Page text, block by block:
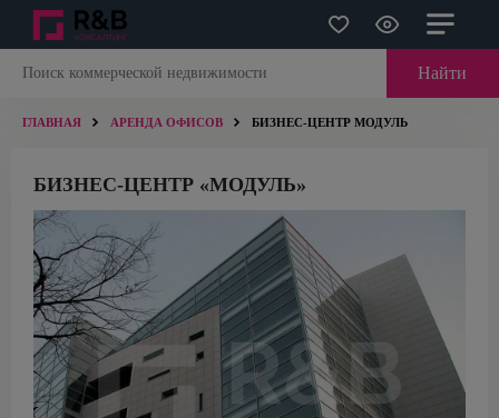
Найти
ГЛАВНАЯ АРЕНДА ОФИСОВ БИЗНЕС-ЦЕНТР МОДУЛЬ
БИЗНЕС-ЦЕНТР «МОДУЛЬ»